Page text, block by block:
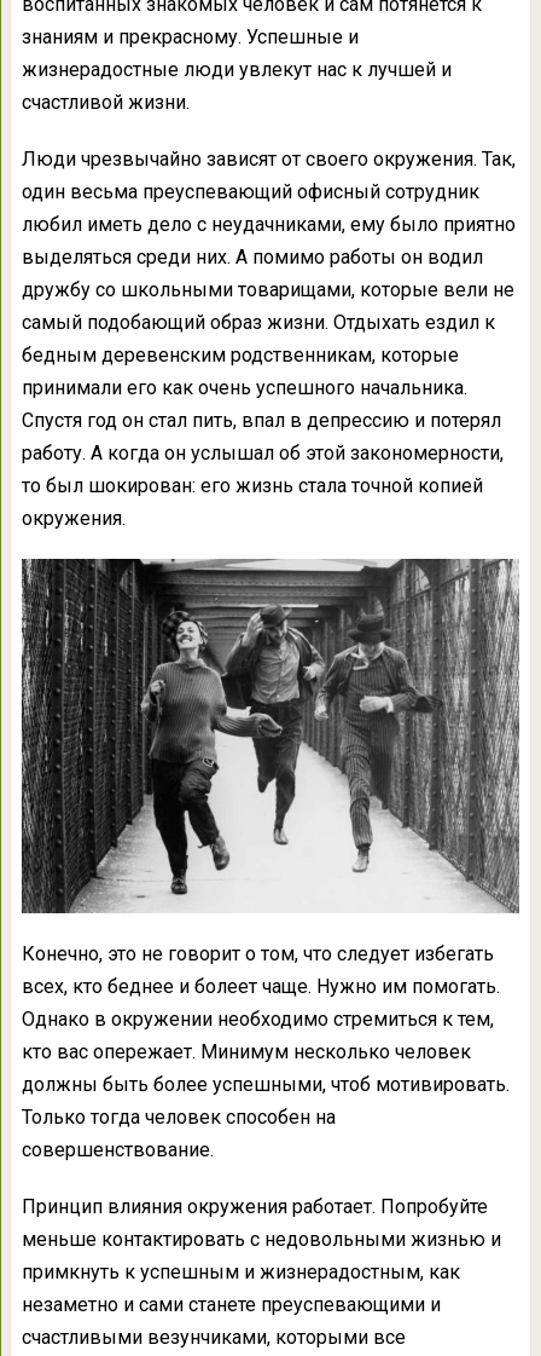
знаниям и прекрасному. Успешные и
жизнерадостные люди увлекут нас к лучшей и
счастливой жизни.
Люди чрезвычайно зависят от своего окружения. Так,
один весьма преуспевающий офисный сотрудник
любил иметь дело с неудачниками, ему было приятно
выделяться среди них. А помимо работы он водил
дружбу со школьными товарищами, которые вели не
самый подобающий образ жизни. Отдыхать ездил к
бедным деревенским родственникам, которые
принимали его как очень успешного начальника.
Спустя год он стал пить, впал в депрессию и потерял
работу. А когда он услышал об этой закономерности,
то был шокирован: его жизнь стала точной копией
окружения.
Конечно, это не говорит о том, что следует избегать
всех, кто беднее и болеет чаще. Нужно им помогать.
Однако в окружении необходимо стремиться к тем,
кто вас опережает. Минимум несколько человек
должны быть более успешными, чтоб мотивировать.
Только тогда человек способен на
совершенствование.
Принцип влияния окружения работает. Попробуйте
меньше контактировать с недовольными жизнью и
примкнуть к успешным и жизнерадостным, как
незаметно и сами станете преуспевающими и
счастливыми везунчиками, которыми все